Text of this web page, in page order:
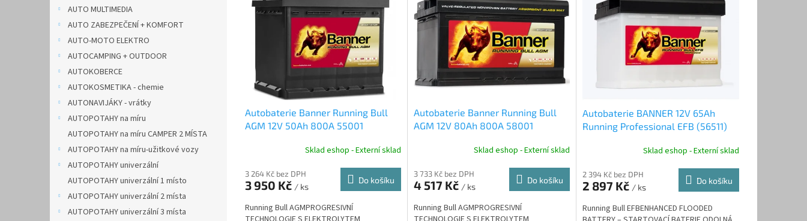
AUTO MULTIMEDIA
AUTO ZABEZPEČENÍ + KOMFORT
AUTO-MOTO ELEKTRO
AUTOCAMPING + OUTDOOR
AUTOKOBERCE
AUTOKOSMETIKA - chemie
AUTONAVIJÁKY - vrátky
AUTOPOTAHY na míru
AUTOPOTAHY na míru CAMPER 2 MÍSTA
AUTOPOTAHY na míru-užitkové vozy
AUTOPOTAHY univerzální
AUTOPOTAHY univerzální 1 místo
AUTOPOTAHY univerzální 2 místa
AUTOPOTAHY univerzální 3 místa
Autobaterie Banner Running Bull
AGM 12V 50Ah 800A 55001
Sklad eshop - Externí sklad
3 264 Kč bez DPH
3 950 Kč / ks
Do košíku
Running Bull AGMPROGRESIVNÍ
Autobaterie Banner Running Bull
AGM 12V 80Ah 800A 58001
Sklad eshop - Externí sklad
3 733 Kč bez DPH
4 517 Kč / ks
Do košíku
Running Bull AGMPROGRESIVNÍ
Autobaterie BANNER 12V 65Ah
Running Professional EFB (56511)
Sklad eshop - Externí sklad
2 394 Kč bez DPH
2 897 Kč / ks
Do košíku
Running Bull EFBENHANCED FLOODED